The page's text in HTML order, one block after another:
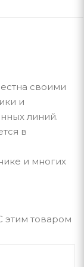
своими
и
линий.
в
и многих
этим товаром